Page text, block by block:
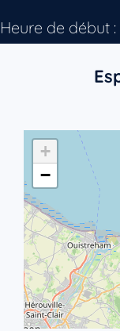
Heure de début
+
−